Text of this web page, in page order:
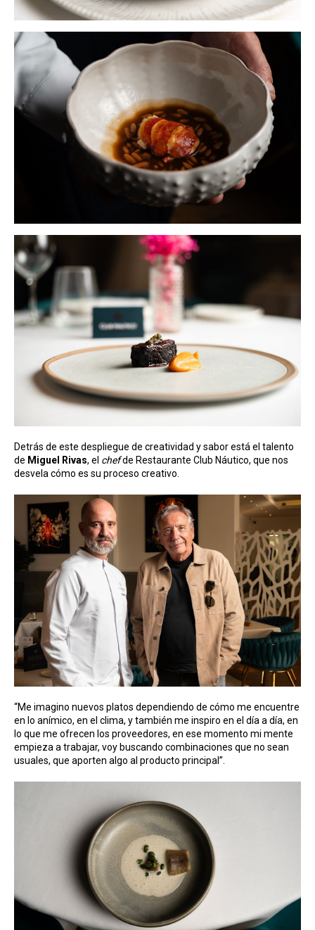
Detrás de este despliegue de creatividad y sabor está el talento
de Miguel Rivas, el chefde Restaurante Club Náutico, que nos
desvela cómo es su proceso creativo.
“Me imagino nuevos platos dependiendo de cómo me encuentre
en lo anímico, en el clima, y también me inspiro en el día a día, en
lo que me ofrecen los proveedores, en ese momento mi mente
empieza a trabajar, voy buscando combinaciones que no sean
usuales, que aporten algo al producto principal”.